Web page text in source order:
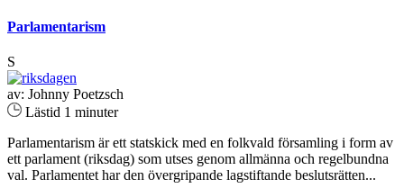
Parlamentarism
S
av: Johnny Poetzsch
Lästid 1 minuter
Parlamentarism är ett statskick med en folkvald församling i form av
ett parlament (riksdag) som utses genom allmänna och regelbundna
val. Parlamentet har den övergripande lagstiftande beslutsrätten...